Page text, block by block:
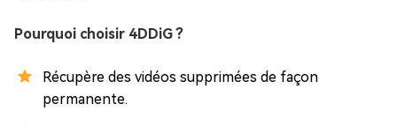
Pourquoi choisir 4DDiG ?
Récupère des vidéos supprimées de façon
permanente.